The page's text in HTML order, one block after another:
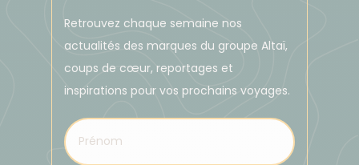
le guide.
Pour les guides locaux que vous rencontrerez à la
journée durant votre voyage, nous vous suggérons
de leur laisser une enveloppe d'environ 1
€/participant/jour.
Retrouvez chaque semaine nos
actualités des marques du groupe Altaï,
coups de cœur, reportages et
inspirations pour vos prochains voyages.